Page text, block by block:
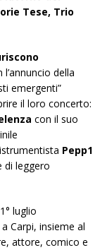
Tese, Trio
della
emergenti”
il loro concerto:
con il suo
Pepp1
di leggero
1° luglio
Carpi, insieme al
attore, comico e